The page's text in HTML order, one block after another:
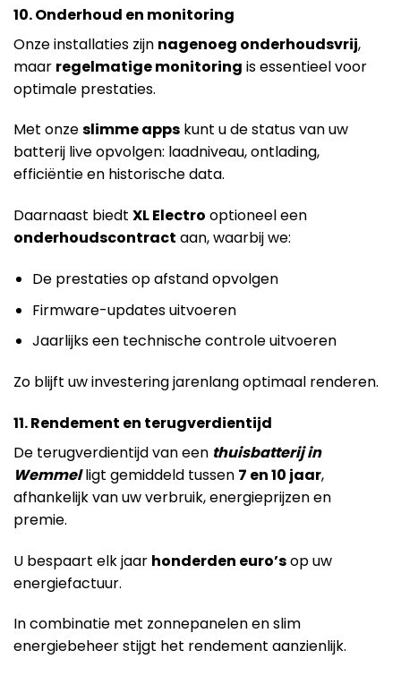
10. Onderhoud en monitoring
Onze installaties zijn nagenoeg onderhoudsvrij,
maar regelmatige monitoring is essentieel voor
optimale prestaties.
Met onzeslimme apps kunt u de status van uw
batterij live opvolgen: laadniveau, ontlading,
efficiëntie en historische data.
Daarnaast biedt XL Electro optioneel een
onderhoudscontract aan, waarbij we:
De prestaties op afstand opvolgen
Firmware-updates uitvoeren
Jaarlijks een technische controle uitvoeren
Zo blijft uw investering jarenlang optimaal renderen.
11. Rendement en terugverdientijd
De terugverdientijd van een thuisbatterij in
Wemmelligt gemiddeld tussen 7 en 10 jaar,
afhankelijk van uw verbruik, energieprijzen en
premie.
U bespaart elk jaar honderden euro’sop uw
energiefactuur.
In combinatie met zonnepanelen en slim
energiebeheer stijgt het rendement aanzienlijk.